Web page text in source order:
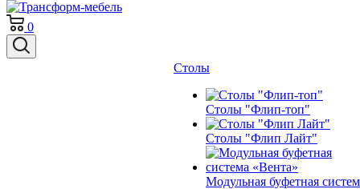
0
Столы
Столы "Флип-топ"
Столы "Флип Лайт"
Модульная буфетная